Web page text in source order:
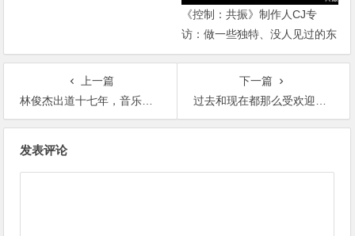
《控制：共振》制作人CJ专
访：做一些独特、没人见过的东
西【365娱乐资讯网】
上一篇
林俊杰出道十七年，音乐之路上粉丝们风雨相随【365娱乐资讯网】
下一篇
过去和现在都那么受欢迎，蔡少芬还说自己没用啥原因【365娱乐资讯网】
发表评论